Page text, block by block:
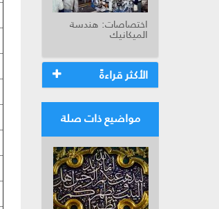
اختصاصات: هندسة
الميكانيك
الأكثر قراءةً
مواضيع ذات صلة